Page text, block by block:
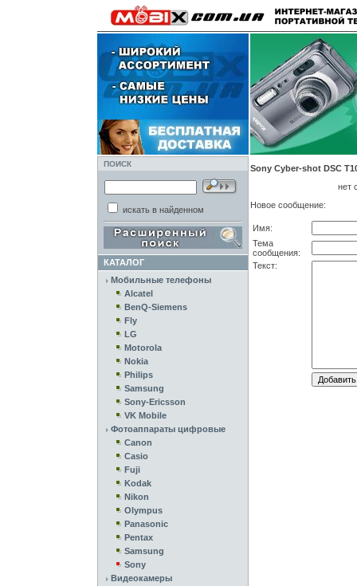
ПОИСК
искать в найденном
КАТАЛОГ
Мобильные телефоны
Alcatel
BenQ-Siemens
Fly
LG
Motorola
Nokia
Philips
Samsung
Sony-Ericsson
VK Mobile
Фотоаппараты цифровые
Canon
Casio
Fuji
Kodak
Nikon
Olympus
Panasonic
Pentax
Samsung
Sony
Видеокамеры
Sony Cyber-shot DSC
нет
Новое сообщение:
Имя:
Тема
сообщения:
Текст: